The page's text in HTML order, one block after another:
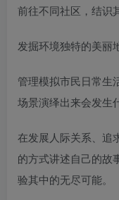
前往不同社区，结识
发掘环境独特的美丽
管理模拟市民日常生
场景演绎出来会发生
在发展人际关系、追
的方式讲述自己的故
验其中的无尽可能。